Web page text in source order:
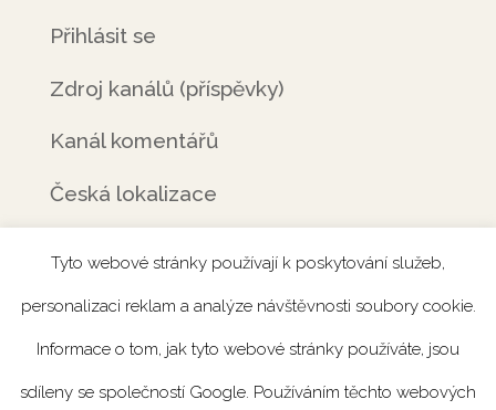
Přihlásit se
Zdroj kanálů (příspěvky)
Kanál komentářů
Česká lokalizace
Úvod Rezervace Menu Fotogalerie
Catering
Tyto webové stránky používají k poskytování služeb,
personalizaci reklam a analýze návštěvnosti soubory cookie.
Informace o tom, jak tyto webové stránky používáte, jsou
sdíleny se společností Google. Používáním těchto webových